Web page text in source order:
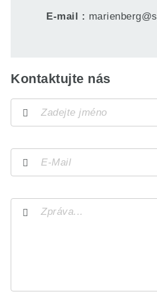
E-mail
Kontaktujte nás